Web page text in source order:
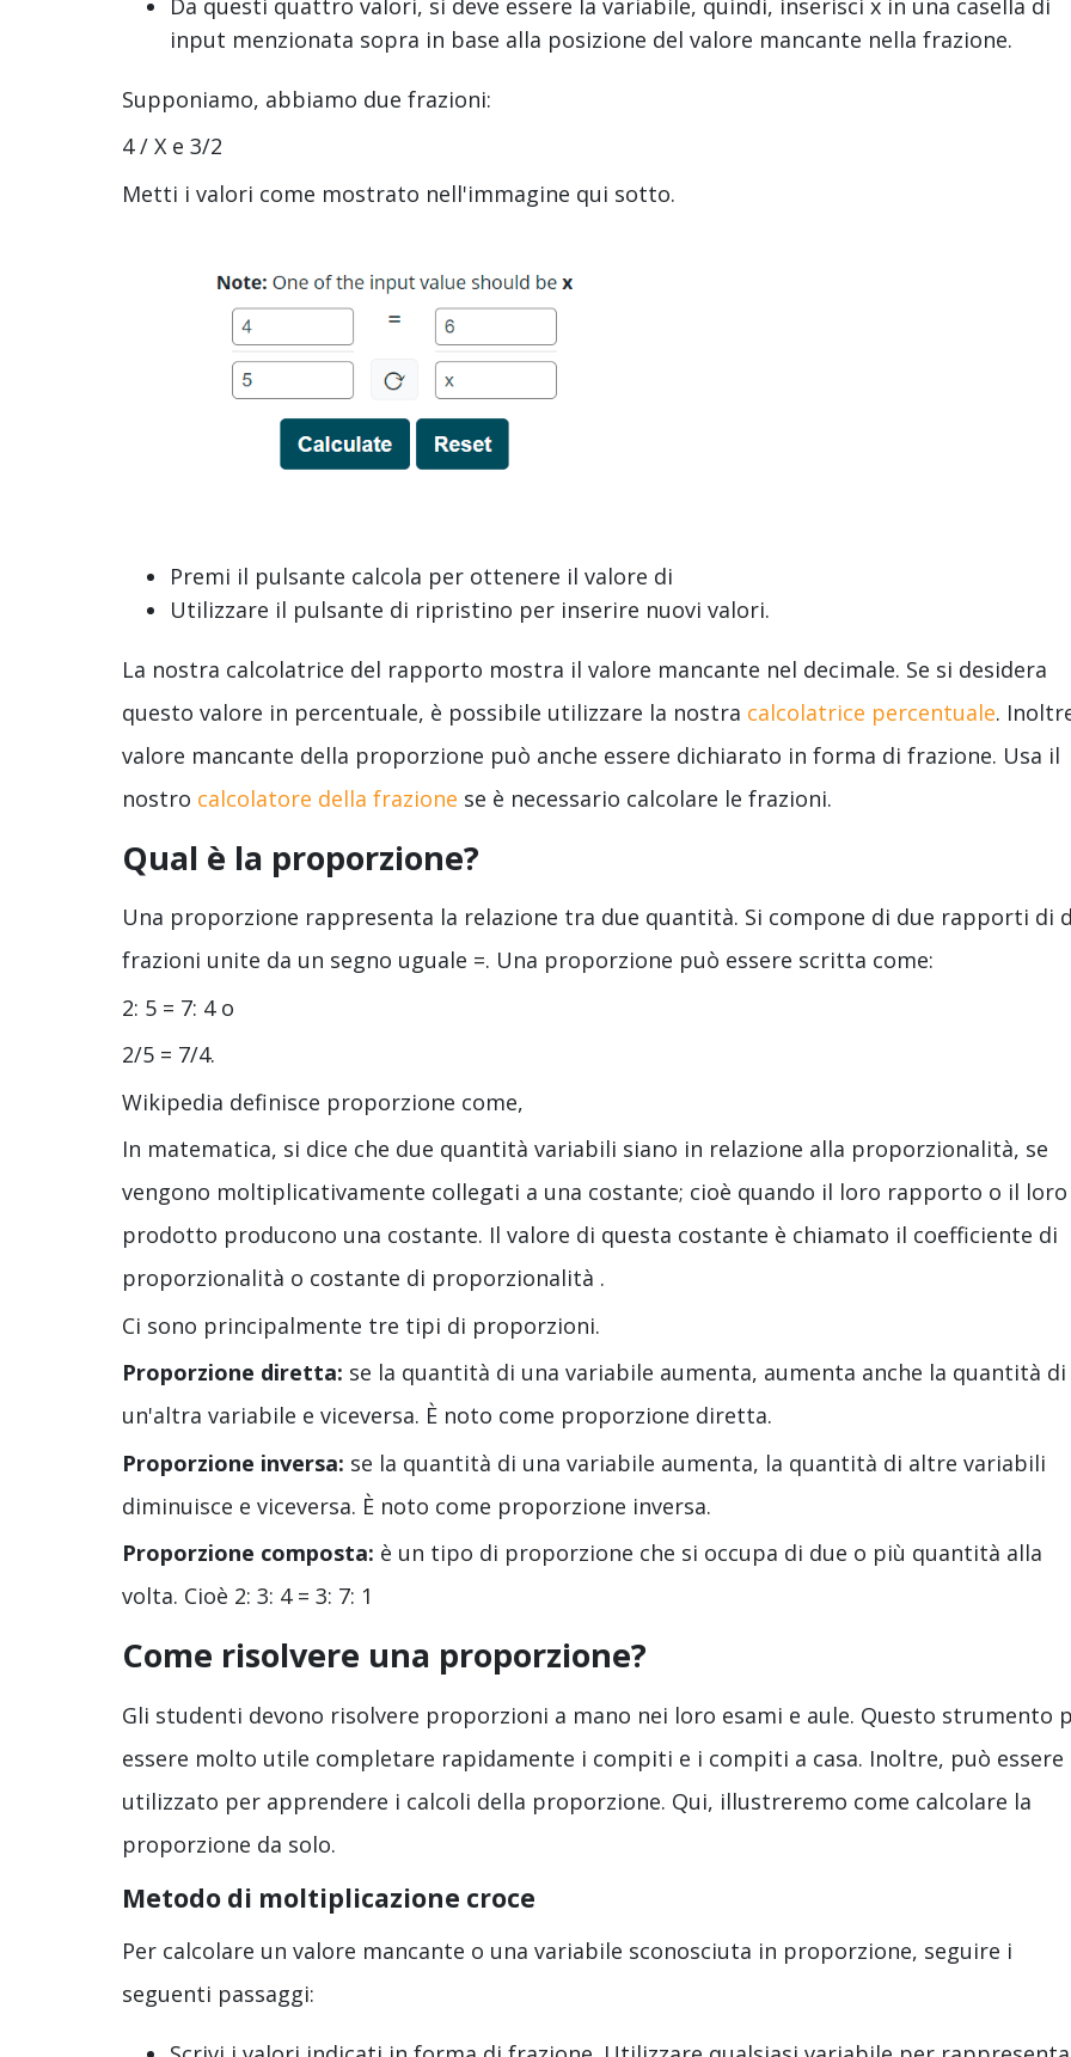
Da questi quattro valori, si deve essere la variabile, quindi, inserisci x in una casella di
input menzionata sopra in base alla posizione del valore mancante nella frazione.
Supponiamo, abbiamo due frazioni:
4 / X e 3/2
Metti i valori come mostrato nell'immagine qui sotto.
Premi il pulsante calcola per ottenere il valore di
Utilizzare il pulsante di ripristino per inserire nuovi valori.
La nostra calcolatrice del rapporto mostra il valore mancante nel decimale. Se si desidera
questo valore in percentuale, è possibile utilizzare la nostra calcolatrice percentuale.
valore mancante della proporzione può anche essere dichiarato in forma di frazione. Usa il
nostro calcolatore della frazione se è necessario calcolare le frazioni.
Qual è la proporzione?
Una proporzione rappresenta la relazione tra due quantità. Si compone di due rapporti di
frazioni unite da un segno uguale =. Una proporzione può essere scritta come:
2: 5 = 7: 4 o
2/5 = 7/4.
Wikipedia definisce proporzione come,
In matematica, si dice che due quantità variabili siano in relazione alla proporzionalità, se
vengono moltiplicativamente collegati a una costante; cioè quando il loro rapporto o il loro
prodotto producono una costante. Il valore di questa costante è chiamato il coefficiente di
proporzionalità o costante di proporzionalità .
Ci sono principalmente tre tipi di proporzioni.
Proporzione diretta: se la quantità di una variabile aumenta, aumenta anche la quantità di
un'altra variabile e viceversa. È noto come proporzione diretta.
Proporzione inversa: se la quantità di una variabile aumenta, la quantità di altre variabili
diminuisce e viceversa. È noto come proporzione inversa.
Proporzione composta: è un tipo di proporzione che si occupa di due o più quantità alla
volta. Cioè 2: 3: 4 = 3: 7: 1
Come risolvere una proporzione?
Gli studenti devono risolvere proporzioni a mano nei loro esami e aule. Questo strumento
essere molto utile completare rapidamente i compiti e i compiti a casa. Inoltre, può essere
utilizzato per apprendere i calcoli della proporzione. Qui, illustreremo come calcolare la
proporzione da solo.
Metodo di moltiplicazione croce
Per calcolare un valore mancante o una variabile sconosciuta in proporzione, seguire i
seguenti passaggi: